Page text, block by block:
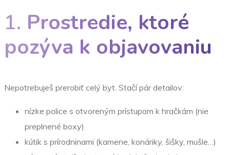
1. Prostredie, ktoré
pozýva k objavovaniu
Nepotrebuješ prerobiť celý byt. Stačí pár detailov:
nízke police s otvoreným prístupom k hračkám (nie
preplnené boxy)
kútik s prírodninami (kamene, konáriky, šišky, mušle…)